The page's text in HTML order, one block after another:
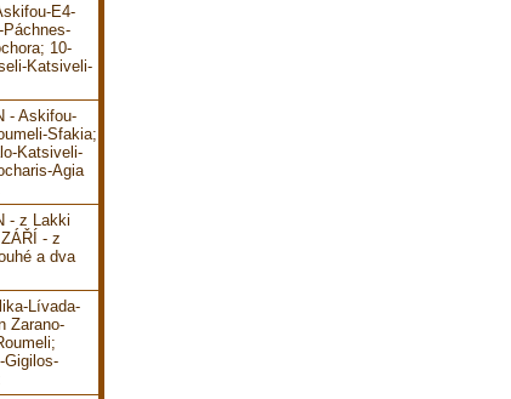
E4-
Páchnes-
10-
Katsiveli-
- Askifou-
Sfakia;
Katsiveli-
Agia
- z Lakki
- z
a dva
Lívada-
Zarano-
Gigilos-